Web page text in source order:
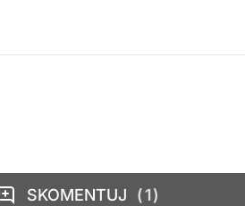
SKOMENTUJ 1